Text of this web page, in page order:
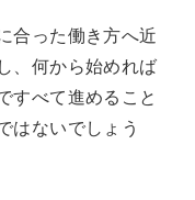
合った働き方へ近
、何から始めれば
すべて進めること
はないでしょう